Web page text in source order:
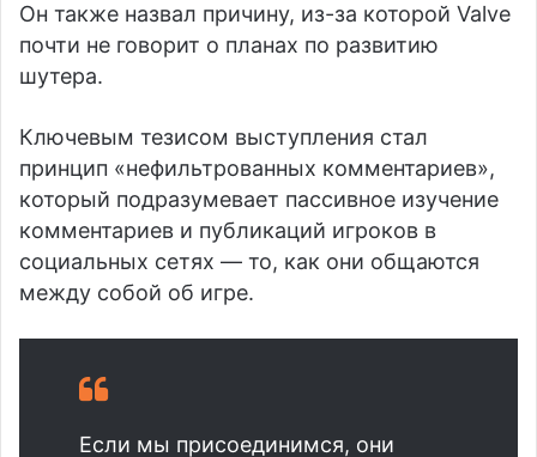
Он также назвал причину, из-за которой Valve
почти не говорит о планах по развитию
шутера.
Ключевым тезисом выступления стал
принцип «нефильтрованных комментариев»,
который подразумевает пассивное изучение
комментариев и публикаций игроков в
социальных сетях — то, как они общаются
между собой об игре.
Если мы присоединимся, они